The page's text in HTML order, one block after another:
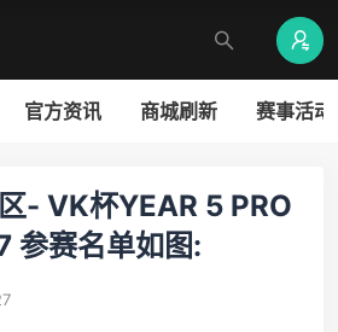
官方资讯 商城刷新 赛事活动
- VK杯YEAR 5 PRO
参赛名单如图: